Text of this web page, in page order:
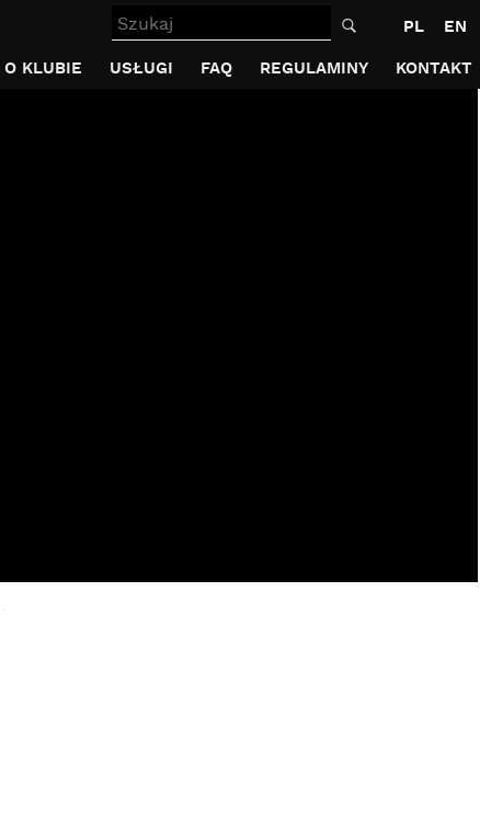
Szukaj PL
EN
O KLUBIE USŁUGI FAQ REGULAMINY KONTAKT